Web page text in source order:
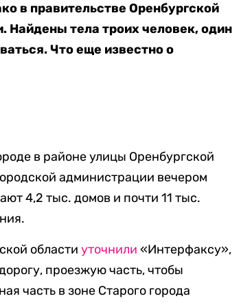
в правительстве Оренбургской
Найдены тела троих человек, один
Что еще известно о
в районе улицы Оренбургской
администрации вечером
4,2 тыс. домов и почти 11 тыс.
областиуточнили «Интерфаксу»,
проезжую часть, чтобы
часть в зоне Старого города